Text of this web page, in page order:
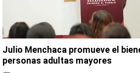
Julio Menchaca promueve el
personas adultas mayores